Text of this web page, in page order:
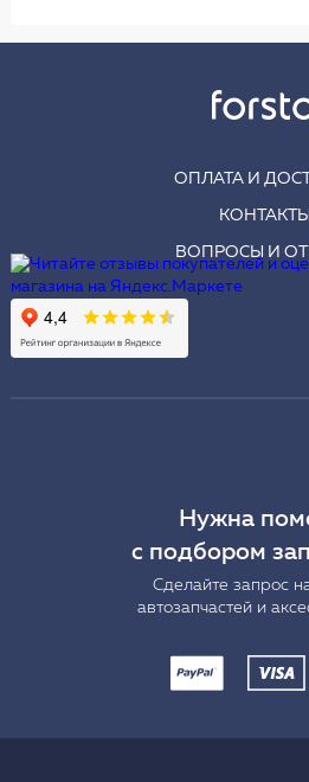
ОПЛАТА И
КОНТАКТЫ
ВОПРОСЫ И
Нужна
с подбором
Сделайте запрос
автозапчастей и